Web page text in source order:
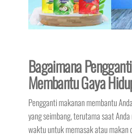
Bagaimana
Membantu Gaya
Pengganti makanan membantu
yang seimbang, terutama saat
waktu untuk memasak atau makan